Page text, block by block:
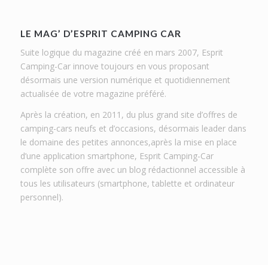
LE MAG’ D’ESPRIT CAMPING CAR
Suite logique du magazine créé en mars 2007, Esprit
Camping-Car innove toujours en vous proposant
désormais une version numérique et quotidiennement
actualisée de votre magazine préféré.
Après la création, en 2011, du plus grand site d’offres de
camping-cars neufs et d’occasions, désormais leader dans
le domaine des petites annonces,après la mise en place
d’une application smartphone, Esprit Camping-Car
complète son offre avec un blog rédactionnel accessible à
tous les utilisateurs (smartphone, tablette et ordinateur
personnel).